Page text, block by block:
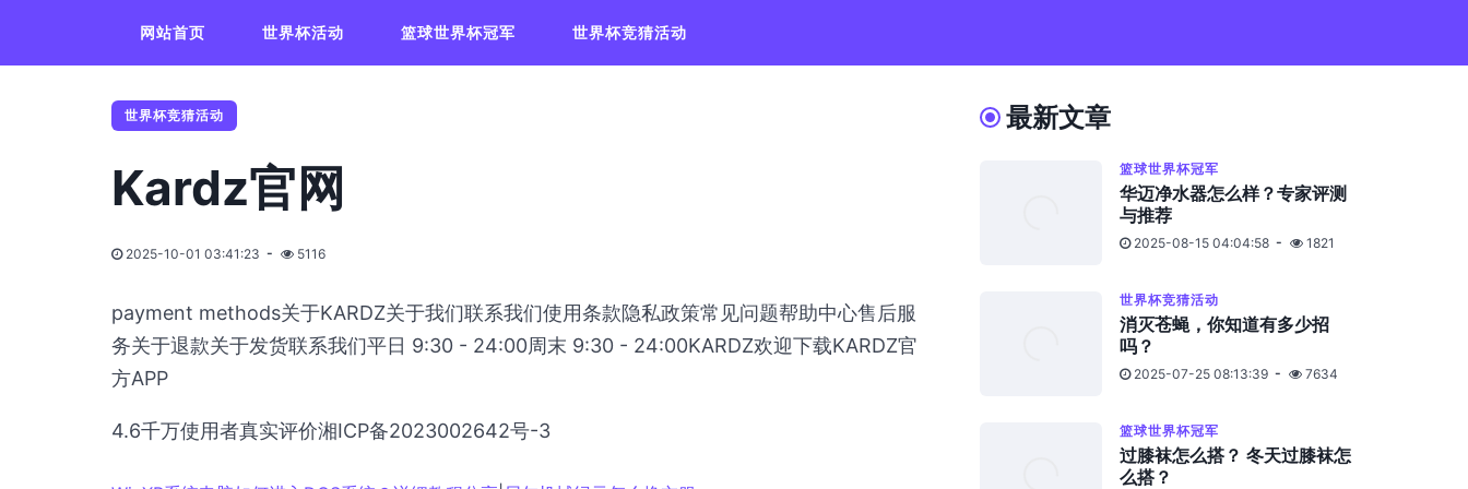
网站首页 世界杯活动 篮球世界杯冠军 世界杯竞猜活动
世界杯竞猜活动
Kardz官网
2025-10-01 03:41:23 5116
payment methods关于KARDZ关于我们联系我们使用条款隐私政策常见问题帮助中心售后服
务关于退款关于发货联系我们平日 9:30 - 24:00周末 9:30 - 24:00KARDZ欢迎下载KARDZ官
方APP
4.6千万使用者真实评价湘ICP备2023002642号-3
最新文章
篮球世界杯冠军
华迈净水器怎么样？专家评测
与推荐
2025-08-15 04:04:58 1821
世界杯竞猜活动
消灭苍蝇，你知道有多少招
吗？
2025-07-25 08:13:39 7634
篮球世界杯冠军
过膝袜怎么搭？ 冬天过膝袜怎
么搭？